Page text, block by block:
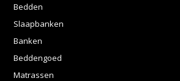
Bedden
Slaapbanken
Banken
Beddengoed
Matrassen